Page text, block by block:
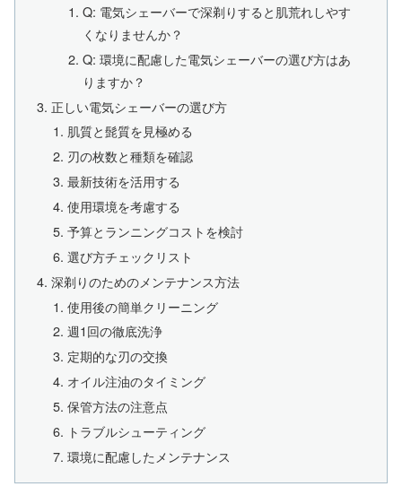
Q: 電気シェーバーで深剃りすると肌荒れしやす
くなりませんか？
Q: 環境に配慮した電気シェーバーの選び方はあ
りますか？
正しい電気シェーバーの選び方
肌質と髭質を見極める
刃の枚数と種類を確認
最新技術を活用する
使用環境を考慮する
予算とランニングコストを検討
選び方チェックリスト
深剃りのためのメンテナンス方法
使用後の簡単クリーニング
週1回の徹底洗浄
定期的な刃の交換
オイル注油のタイミング
保管方法の注意点
トラブルシューティング
環境に配慮したメンテナンス